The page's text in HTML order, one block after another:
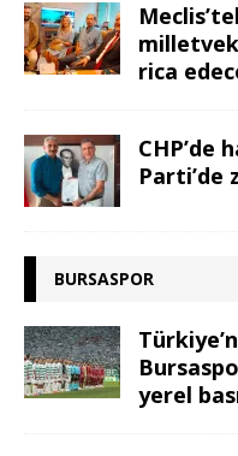
rica
CHP’de
Parti’de
BURSASPOR
yerel